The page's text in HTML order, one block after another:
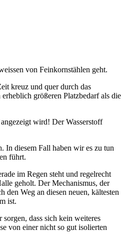
von Feinkornstählen geht.
kreuz und quer durch das
größeren Platzbedarf als die
wird! Der Wasserstoff
In diesem Fall haben wir es zu tun
führt.
im Regen steht und regelrecht
geholt. Der Mechanismus, der
Weg an diesen neuen, kältesten
ist.
dass sich kein weiteres
von einer nicht so gut isolierten